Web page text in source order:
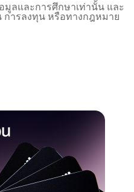
มูลและการศึกษาเท่านั้น และ
การลงทุน หรือทางกฎหมาย